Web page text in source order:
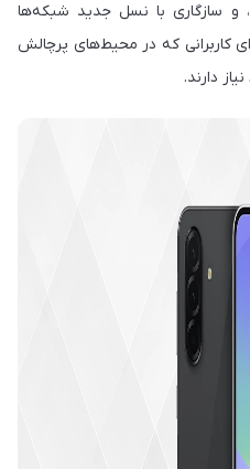
و سازگاری با نسل جدید شبکه‌ها
کاربرانی که در محیط‌های پرچالش
دارند.